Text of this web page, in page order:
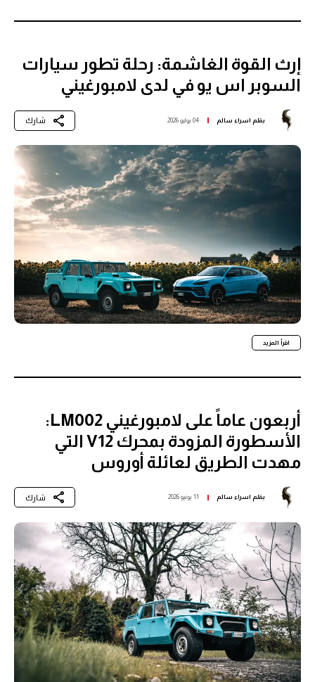
إرث القوة الغاشمة: رحلة تطور سيارات
السوبر اس يو في لدى لامبورغيني
بقلم اسراء سالم 04 يوليو 2026 شارك
اقرأ المزيد
أربعون عاماً على لامبورغيني LM002:
الأسطورة المزودة بمحرك V12 التي
مهدت الطريق لعائلة أوروس
بقلم اسراء سالم 11 يونيو 2026 شارك